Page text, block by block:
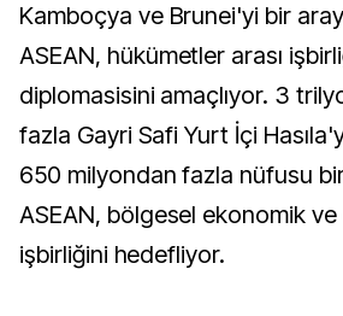
Kamboçya ve Brunei'yi bir
ASEAN, hükümetler arası
diplomasisini amaçlıyor. 3
fazla Gayri Safi Yurt İçi
650 milyondan fazla nüfusu
ASEAN, bölgesel ekonomik
işbirliğini hedefliyor.